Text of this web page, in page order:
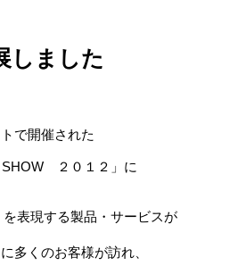
ました
で開催された
２０１２」に
表現する製品・サービスが
多くのお客様が訪れ、